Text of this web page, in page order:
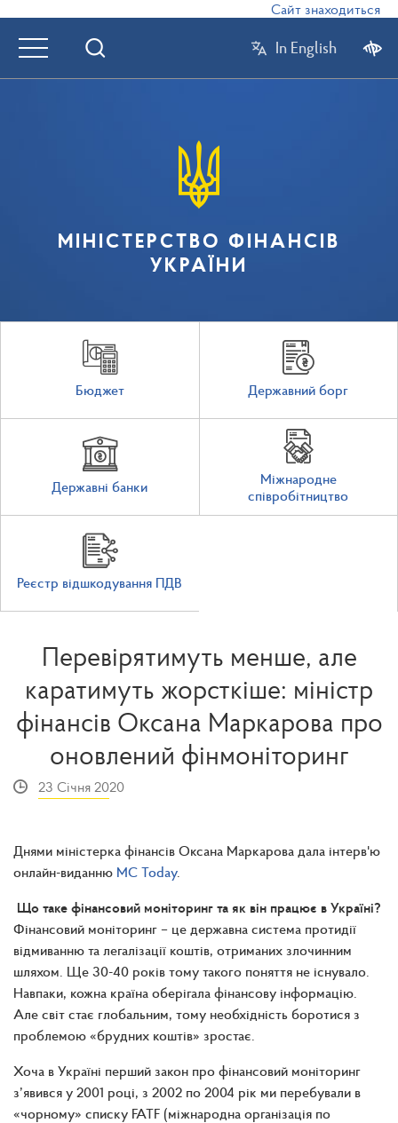
Сайт знаходиться в
In English
МІНІСТЕРСТВО ФІНАНСІВ
УКРАЇНИ
Бюджет Державний борг
Державні банки
Міжнародне
співробітництво
Реєстр відшкодування ПДВ
Перевірятимуть менше, але
каратимуть жорсткіше: міністр
фінансів Оксана Маркарова про
оновлений фінмоніторинг
23 Січня 2020
Днями міністерка фінансів Оксана Маркарова дала інтерв'ю
онлайн-виданню MC Today.
Що таке фінансовий моніторинг та як він працює в Україні?
Фінансовий моніторинг – це державна система протидії
відмиванню та легалізації коштів, отриманих злочинним
шляхом. Ще 30-40 років тому такого поняття не існувало.
Навпаки, кожна країна оберігала фінансову інформацію.
Але світ стає глобальним, тому необхідність боротися з
проблемою «брудних коштів» зростає.
Хоча в Україні перший закон про фінансовий моніторинг
з’явився у 2001 році, з 2002 по 2004 рік ми перебували в
«чорному» списку FATF (міжнародна організація по